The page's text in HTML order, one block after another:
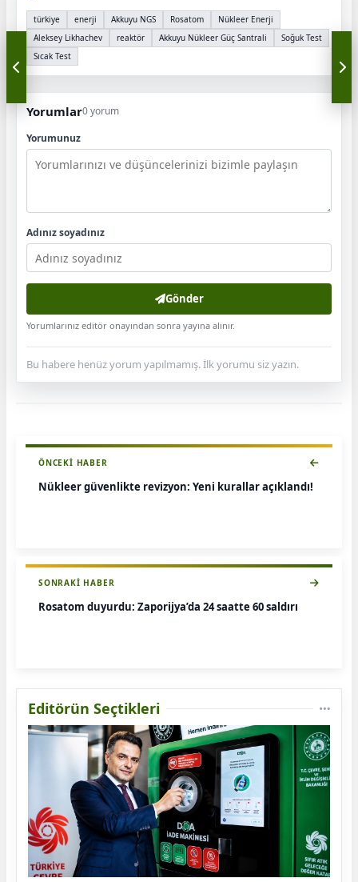
türkiye enerji Akkuyu NGS Rosatom
Nükleer Enerji
Aleksey Likhachev
reaktör Akkuyu Nükleer Güç Santrali
Soğuk Test
Sıcak Test
Yorumlar0 yorum
Yorumunuz
Adınız soyadınız
Gönder
Yorumlarınız editör onayından sonra yayına alınır.
Bu habere henüz yorum yapılmamış. İlk yorumu siz yazın.
ÖNCEKI HABER
Nükleer güvenlikte revizyon: Yeni kurallar açıklandı!
SONRAKI HABER
Rosatom duyurdu: Zaporijya’da 24 saatte 60 saldırı
Editörün Seçtikleri